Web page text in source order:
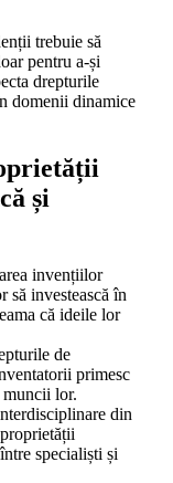
trebuie să
pentru a-și
drepturile
domenii dinamice
și
invențiilor
să investească în
că ideile lor
de
primesc
lor.
din
specialiști și